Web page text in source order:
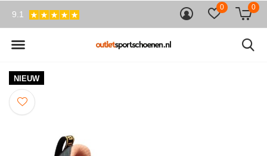
0 0
9.1
NIEUW